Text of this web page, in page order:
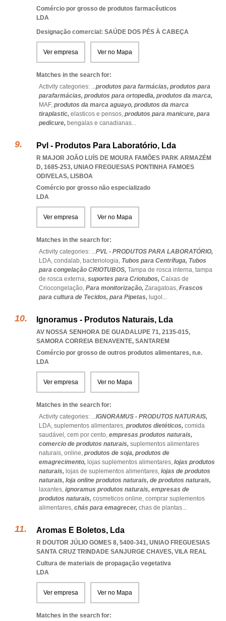
Comércio por grosso de produtos farmacêuticos
LDA
Designação comercial: SAÚDE DOS PÉS À CABEÇA
Ver empresa Ver no Mapa
Matches in the search for:
Activity categories: ...produtos para farmácias, produtos para
parafarmácias, produtos para ortopedia, produtos da marca,
MAF, produtos da marca aguayo, produtos da marca
tiraplastic, elasticos e pensos, produtos para manicure, para
pedicure, bengalas e canadianas...
Pvl - Produtos Para Laboratório, Lda
R MAJOR JOÃO LUÍS DE MOURA FAMÕES PARK ARMAZÉM
D, 1685-253, UNIAO FREGUESIAS PONTINHA FAMOES
ODIVELAS, LISBOA
Comércio por grosso não especializado
LDA
Ver empresa Ver no Mapa
Matches in the search for:
Activity categories: ...PVL - PRODUTOS PARA LABORATÓRIO,
LDA, condalab, bacteriologia, Tubos para Centrífuga, Tubos
para congelação CRIOTUBOS, Tampa de rosca interna, tampa
de rosca externa, suportes para Criotubos, Caixas de
Criocongelação, Para monitorização, Zaragatoas, Frascos
para cultura de Tecidos, para Pipetas, lugol ...
Ignoramus - Produtos Naturais, Lda
AV NOSSA SENHORA DE GUADALUPE 71, 2135-015,
SAMORA CORREIA BENAVENTE, SANTAREM
Comércio por grosso de outros produtos alimentares, n.e.
LDA
Ver empresa Ver no Mapa
Matches in the search for:
Activity categories: ...IGNORAMUS - PRODUTOS NATURAIS,
LDA, suplementos alimentares, produtos dietéticos, comida
saudável, cem por cento, empresas produtos naturais,
comercio de produtos naturais, suplementos alimentares
naturais, online, produtos de soja, produtos de
emagrecimento, lojas suplementos alimentares, lojas produtos
naturais, lojas de suplementos alimentares, lojas de produtos
naturais, loja online produtos naturais, de produtos naturais,
laxantes, ignoramus produtos naturais, empresas de
produtos naturais, cosmeticos online, comprar suplementos
alimentares, chás para emagrecer, chas de plantas...
Aromas E Boletos, Lda
R DOUTOR JÚLIO GOMES 8, 5400-341, UNIAO FREGUESIAS
SANTA CRUZ TRINDADE SANJURGE CHAVES, VILA REAL
Cultura de materiais de propagação vegetativa
LDA
Ver empresa Ver no Mapa
Matches in the search for: